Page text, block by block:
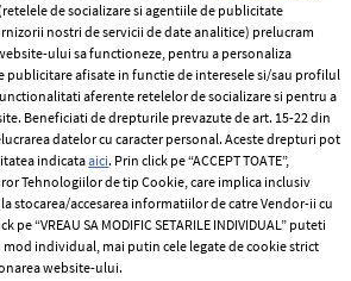
Termeni si conditii
Politica de
confidențialitate
Politica de cookies
Publicitate
de socializare si agentiile de publicitate
nostri de servicii de date analitice) prelucram
ului sa functioneze, pentru a personaliza
afisate in functie de interesele si/sau profilul
aferente retelelor de socializare si pentru a
Beneficiati de drepturile prevazute de art. 15-22 din
datelor cu caracter personal. Aceste drepturi pot
indicataaici. Prin click pe “ACCEPT TOATE”,
Tehnologiilor de tip Cookie, care implica inclusiv
stocarea/accesarea informatiilor de catre Vendor-ii cu
pe “VREAU SA MODIFIC SETARILE INDIVIDUAL” puteti
individual, mai putin cele legate de cookie strict
website-ului.